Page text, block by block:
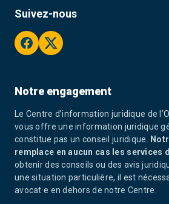
Suivez-nous
facebook
twitter
Notre engagement
Le Centre d’information juridique de
vous offre une information juridique
constitue pas un conseil juridique.
remplace en aucun cas les services
obtenir des conseils ou des avis
une situation particulière, il est
avocat·e en dehors de notre Centre.